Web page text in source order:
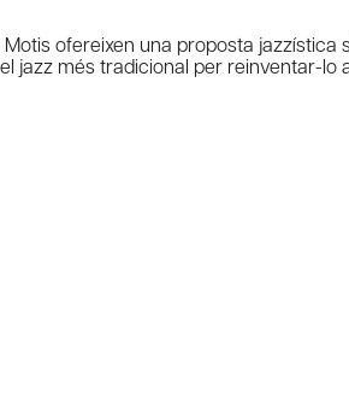
ofereixen una proposta
més tradicional per reinventar-lo